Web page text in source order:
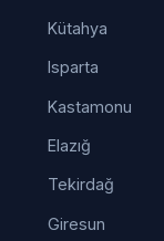
Kütahya
Isparta
Kastamonu
Elazığ
Tekirdağ
Giresun